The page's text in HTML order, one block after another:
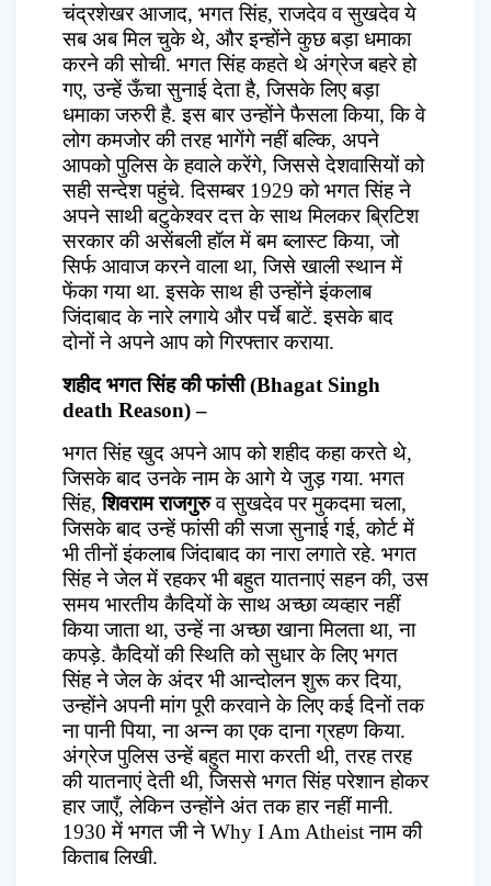
चंद्रशेखर आजाद, भगत सिंह, राजदेव व सुखदेव ये
सब अब मिल चुके थे, और इन्होंने कुछ बड़ा धमाका
करने की सोची. भगत सिंह कहते थे अंग्रेज बहरे हो
गए, उन्हें ऊँचा सुनाई देता है, जिसके लिए बड़ा
धमाका जरुरी है. इस बार उन्होंने फैसला किया, कि वे
लोग कमजोर की तरह भागेंगे नहीं बल्कि, अपने
आपको पुलिस के हवाले करेंगे, जिससे देशवासियों को
सही सन्देश पहुंचे. दिसम्बर 1929 को भगत सिंह ने
अपने साथी बटुकेश्वर दत्त के साथ मिलकर ब्रिटिश
सरकार की असेंबली हॉल में बम ब्लास्ट किया, जो
सिर्फ आवाज करने वाला था, जिसे खाली स्थान में
फेंका गया था. इसके साथ ही उन्होंने इंकलाब
जिंदाबाद के नारे लगाये और पर्चे बाटें. इसके बाद
दोनों ने अपने आप को गिरफ्तार कराया.
शहीद भगत सिंह की फांसी (Bhagat Singh
death Reason)–
भगत सिंह खुद अपने आप को शहीद कहा करते थे,
जिसके बाद उनके नाम के आगे ये जुड़ गया. भगत
सिंह,शिवराम राजगुरुव सुखदेव पर मुकदमा चला,
जिसके बाद उन्हें फांसी की सजा सुनाई गई, कोर्ट में
भी तीनों इंकलाब जिंदाबाद का नारा लगाते रहे. भगत
सिंह ने जेल में रहकर भी बहुत यातनाएं सहन की, उस
समय भारतीय कैदियों के साथ अच्छा व्यव्हार नहीं
किया जाता था, उन्हें ना अच्छा खाना मिलता था, ना
कपड़े. कैदियों की स्थिति को सुधार के लिए भगत
सिंह ने जेल के अंदर भी आन्दोलन शुरू कर दिया,
उन्होंने अपनी मांग पूरी करवाने के लिए कई दिनों तक
ना पानी पिया, ना अन्न का एक दाना ग्रहण किया.
अंग्रेज पुलिस उन्हें बहुत मारा करती थी, तरह तरह
की यातनाएं देती थी, जिससे भगत सिंह परेशान होकर
हार जाएँ, लेकिन उन्होंने अंत तक हार नहीं मानी.
1930 में भगत जी ने Why I Am Atheist नाम की
किताब लिखी.